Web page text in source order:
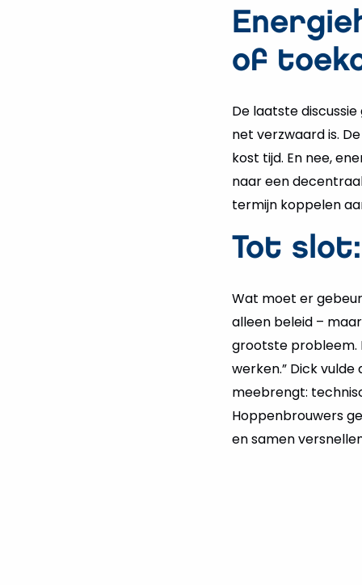
of
De laatste
net verzwaard is.
kost tijd. En nee,
naar een
termijn koppelen
Tot
Wat moet er
alleen beleid –
grootste probleem.
werken.” Dick
meebrengt:
Hoppenbrouwers
en samen